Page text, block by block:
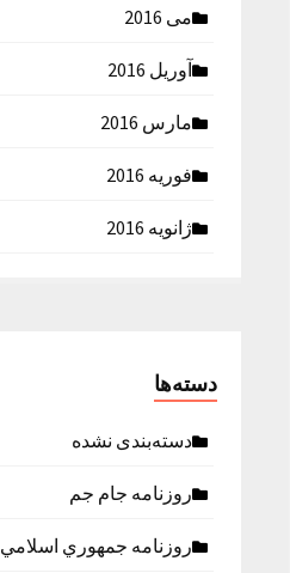
می 2016
آوریل 2016
مارس 2016
فوریه 2016
ژانویه 2016
دسته‌ها
دسته‌بندی نشده
روزنامه جام جم
روزنامه جمهوري اسلامي